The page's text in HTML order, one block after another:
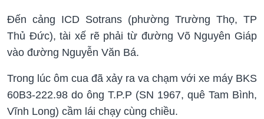
Đến cảng ICD Sotrans (phường Trường Thọ, TP
Thủ Đức), tài xế rẽ phải từ đường Võ Nguyên Giáp
vào đường Nguyễn Văn Bá.
Trong lúc ôm cua đã xảy ra va chạm với xe máy BKS
60B3-222.98 do ông T.P.P (SN 1967, quê Tam Bình,
Vĩnh Long) cầm lái chạy cùng chiều.